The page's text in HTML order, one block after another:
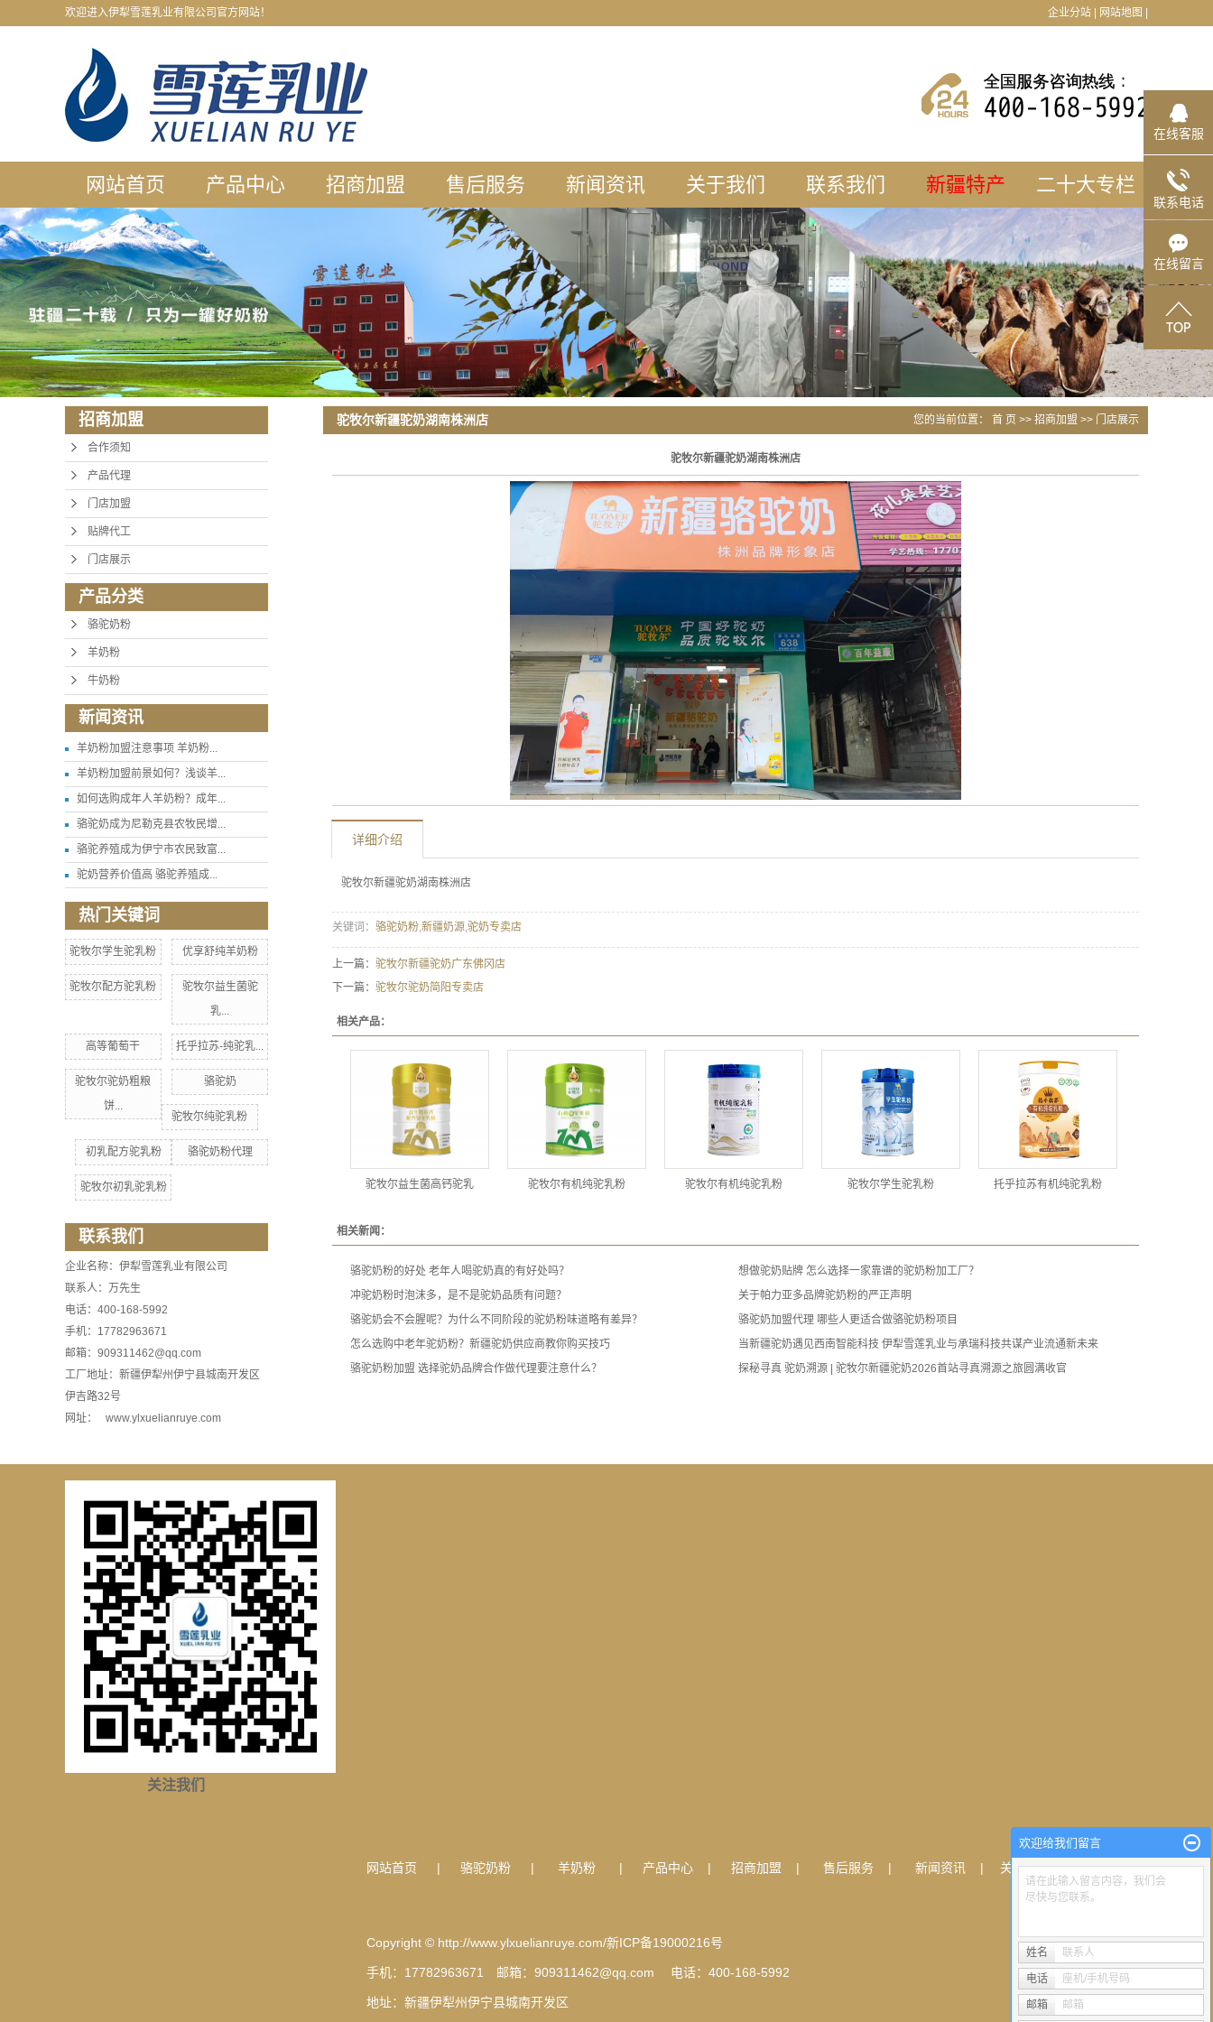
欢迎进入伊犁雪莲乳业有限公司官方网站！ 企业分站 网站地图
网站首页
产品中心
羊奶粉
牛奶粉
招商加盟
产品代理
门店加盟
贴牌代工
门店展示
售后服务
新闻资讯
公司新闻
行业新闻
驼奶知识
羊奶知识
新疆风采
常见问题
二十大专栏
关于我们
工厂介绍
牧场介绍
企业荣誉
生产环境
厂容厂貌
企业资质
联系我们
工厂地址
加入我们
新疆特产 二十大专栏
招商加盟
合作须知
产品代理
门店加盟
贴牌代工
门店展示
产品分类
骆驼奶粉
羊奶粉
牛奶粉
新闻资讯
羊奶粉加盟注意事项 羊奶粉...
羊奶粉加盟前景如何？浅谈羊...
如何选购成年人羊奶粉？成年...
骆驼奶成为尼勒克县农牧民增...
骆驼养殖成为伊宁市农民致富...
驼奶营养价值高 骆驼养殖成...
热门关键词
驼牧尔学生驼乳粉 优享舒纯羊奶粉
驼牧尔配方驼乳粉
驼牧尔益生菌驼
乳...
高等葡萄干 托乎拉苏-纯驼乳...
驼牧尔驼奶粗粮
饼...
骆驼奶
驼牧尔纯驼乳粉
初乳配方驼乳粉 骆驼奶粉代理
驼牧尔初乳驼乳粉
联系我们
企业名称：伊犁雪莲乳业有限公司
联系人：万先生
电话：400-168-5992
手机：17782963671
邮箱：909311462@qq.com
工厂地址：新疆伊犁州伊宁县城南开发区
伊吉路32号
网址： www.ylxuelianruye.com
驼牧尔新疆驼奶湖南株洲店 您的当前位置： 首 页 >> 招商加盟 >> 门店展示
驼牧尔新疆驼奶湖南株洲店
详细介绍
驼牧尔新疆驼奶湖南株洲店
关键词： 骆驼奶粉,新疆奶源,驼奶专卖店
上一篇： 驼牧尔新疆驼奶广东佛冈店
下一篇： 驼牧尔驼奶简阳专卖店
相关产品：
驼牧尔益生菌高钙驼乳 驼牧尔有机纯驼乳粉 驼牧尔有机纯驼乳粉 驼牧尔学生驼乳粉 托乎拉苏有机纯驼乳粉
相关新闻：
骆驼奶粉的好处 老年人喝驼奶真的有好处吗？
想做驼奶贴牌 怎么选择一家靠谱的驼奶粉加工厂？
冲驼奶粉时泡沫多，是不是驼奶品质有问题？
关于帕力亚多品牌驼奶粉的严正声明
骆驼奶会不会腥呢？为什么不同阶段的驼奶粉味道略有差异？
骆驼奶加盟代理 哪些人更适合做骆驼奶粉项目
怎么选购中老年驼奶粉？新疆驼奶供应商教你购买技巧
当新疆驼奶遇见西南智能科技 伊犁雪莲乳业与承瑞科技共谋产业流通新未来
骆驼奶粉加盟 选择驼奶品牌合作做代理要注意什么？
探秘寻真 驼奶溯源 | 驼牧尔新疆驼奶2026首站寻真溯源之旅圆满收官
关注我们
网站首页 | 骆驼奶粉 | 羊奶粉 | 产品中心 | 招商加盟 | 售后服务 | 新闻资讯 | 关于我们|联系我们
Copyright © http://www.ylxuelianruye.com/新ICP备19000216号
手机：17782963671 邮箱：909311462@qq.com 电话：400-168-5992
地址：新疆伊犁州伊宁县城南开发区
在线客服
联系电话
在线留言
欢迎给我们留言
请在此输入留言内容，我们会
尽快与您联系。
姓名 联系人
电话 座机/手机号码
邮箱 邮箱